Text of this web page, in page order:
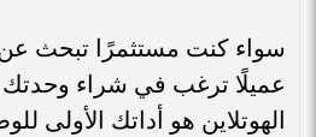
سواء كنت مستثمرًا تبحث عن
عميلًا ترغب في شراء وحدتك
الهوتلاين هو أداتك الأولى